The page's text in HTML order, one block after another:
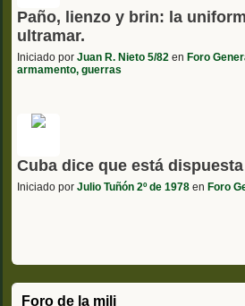
Paño, lienzo y brin: la
ultramar.
Iniciado por Juan R. Nieto 5/82 en Foro
armamento, guerras
Cuba dice que está
Iniciado por Julio Tuñón 2º de 1978 en Foro
Foro de la mili